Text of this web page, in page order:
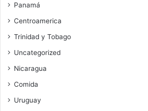
Panamá
Centroamerica
Trinidad y Tobago
Uncategorized
Nicaragua
Comida
Uruguay